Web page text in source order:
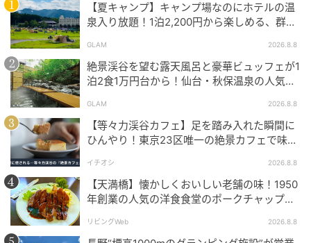
商品名：白翡翠カッサ＆マッサージローラー &
SEVIN London Face, Body & Hair Oil 100ml
販売価格：14,000円（税込）
別セット価格：12,000円（税込）、12,800円（税
込）
販売形態：店舗・数量限定
母の日ギフトは、感謝の気持ちを形にしたいときにち
ょうどいい上質感が魅力です。
白翡翠のカッサとマッサージローラーは、ひんやりと
【夏キャンプ】キャンプ場なのにホテルの温
泉入り放題！1泊2,200円から楽しめる、群馬
GLAM 2026.8.8
絶景渓谷を望む露天風呂と豪華ビュッフェが1
泊2食1万円台から！仙台・秋保温泉の人気コ
GLAM 2026.8.8
【等々力渓谷カフェ】足を踏み入れた瞬間に
ひんやり！東京23区唯一の絶景カフェで味わ
イチオシ 2026.8.8
【天満橋】懐かしくおいしい老舗の味！1950
年創業の人気の洋食食堂のポークチャップ！
リビングWeb 2026.8.8